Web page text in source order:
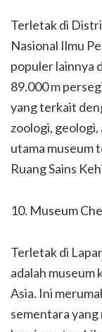
Terletak di
Nasional Ilmu
populer lainnya
89.000 m
yang terkait
zoologi,
utama museum
Ruang Sains
10. Museum
Terletak di
adalah museum
Asia. Ini
sementara